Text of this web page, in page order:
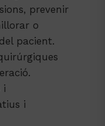
prevenir
o
pacient.
i
i